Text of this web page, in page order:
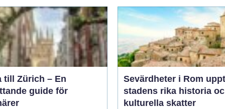
till Zürich – En
guide för
Sevärdheter i Rom upptäck
stadens rika historia
kulturella skatter